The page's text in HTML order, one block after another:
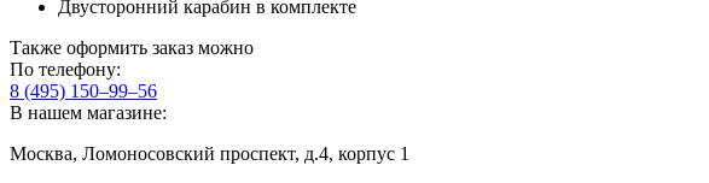
Двусторонний карабин в комплекте
Также оформить заказ можно
По телефону:
8 (495) 150–99–56
В нашем магазине:
Москва, Ломоносовский проспект, д.4, корпус 1